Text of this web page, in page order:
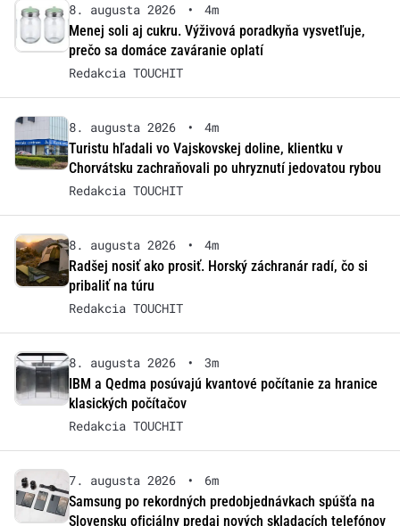
8. augusta 2026 •
4m
Menej soli aj cukru. Výživová poradkyňa vysvetľuje,
prečo sa domáce zaváranie oplatí
Redakcia TOUCHIT
8. augusta 2026 •
4m
Turistu hľadali vo Vajskovskej doline, klientku v
Chorvátsku zachraňovali po uhryznutí jedovatou rybou
Redakcia TOUCHIT
8. augusta 2026 •
4m
Radšej nosiť ako prosiť. Horský záchranár radí, čo si
pribaliť na túru
Redakcia TOUCHIT
8. augusta 2026 •
3m
IBM a Qedma posúvajú kvantové počítanie za hranice
klasických počítačov
Redakcia TOUCHIT
7. augusta 2026 •
6m
Samsung po rekordných predobjednávkach spúšťa na
Slovensku oficiálny predaj nových skladacích telefónov